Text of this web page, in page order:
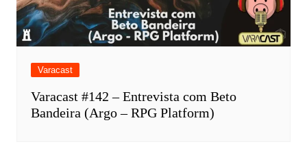
Varacast
Varacast #142 – Entrevista com Beto
Bandeira (Argo – RPG Platform)